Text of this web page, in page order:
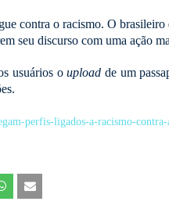
contra o racismo. O brasileiro
seu discurso com uma ação
usuários oupload de um
perfis-ligados-a-racismo-contra-